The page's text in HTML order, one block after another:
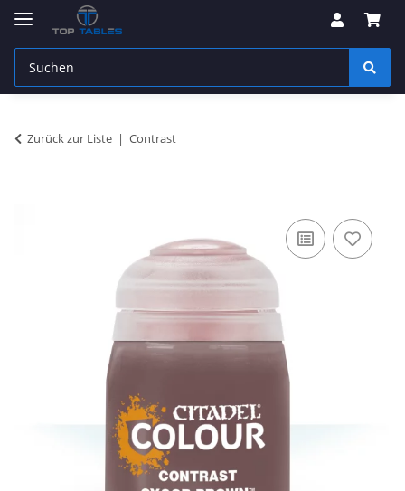
Zurück zur Liste Contrast